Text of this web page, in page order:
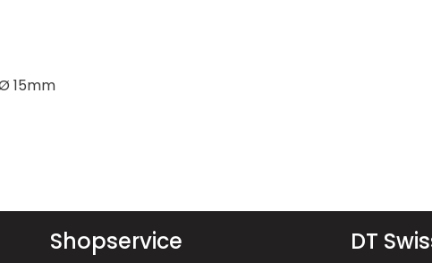
15mm
Shopservice DT